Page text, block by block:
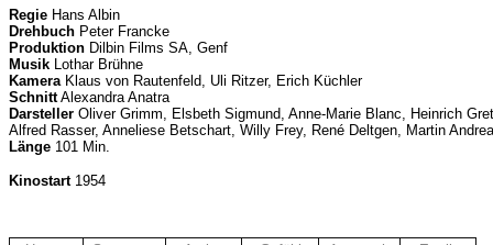
Regie Hans Albin
Drehbuch Peter Francke
Produktion Dilbin Films SA, Genf
Musik Lothar Brühne
KameraKlaus von Rautenfeld, Uli Ritzer, Erich Küchler
SchnittAlexandra Anatra
Darsteller Oliver Grimm, Elsbeth Sigmund, Anne-Marie Blanc, Heinrich
Alfred Rasser, Anneliese Betschart, Willy Frey, René Deltgen, Martin
Länge 101 Min.
Kinostart1954